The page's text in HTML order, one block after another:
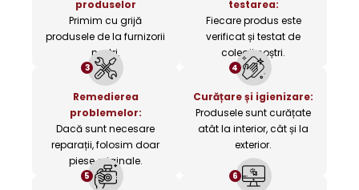
produselor
Primim cu grijă
produsele de la furnizorii
noștri.
testarea:
Fiecare produs este
verificat și testat de
colegii noștri.
3
Remedierea
problemelor:
Dacă sunt necesare
reparații, folosim doar
piese originale.
4
Curățare și igienizare:
Produsele sunt curățate
atât la interior, cât și la
exterior.
5 6